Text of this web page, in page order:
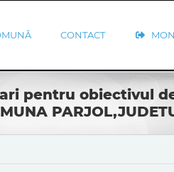
CONTACT
pentru obiectivul de